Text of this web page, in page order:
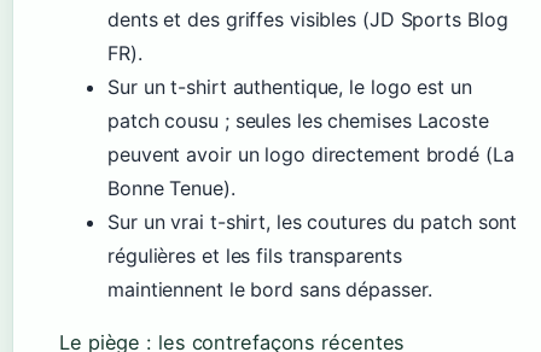
dents et des griffes visibles (JD Sports Blog
FR).
Sur un t-shirt authentique, le logo est un
patch cousu ; seules les chemises Lacoste
peuvent avoir un logo directement brodé (La
Bonne Tenue).
Sur un vrai t-shirt, les coutures du patch sont
régulières et les fils transparents
maintiennent le bord sans dépasser.
Le piège : les contrefaçons récentes